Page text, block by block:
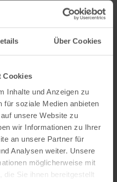
Über Cookies
Cookies
Inhalte und Anzeigen zu
für soziale Medien anbieten
unsere Website zu
wir Informationen zu Ihrer
an unsere Partner für
Analysen weiter. Unsere
möglicherweise mit
die Sie ihnen bereitgestellt